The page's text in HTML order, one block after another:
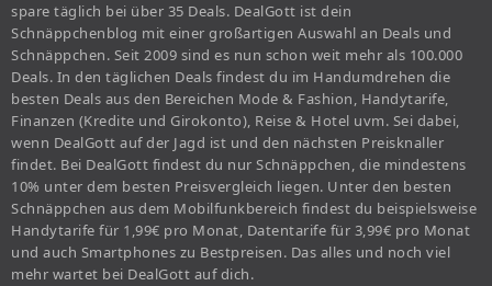
spare täglich bei über 35 Deals. DealGott ist dein
Schnäppchenblog mit einer großartigen Auswahl an Deals und
Schnäppchen. Seit 2009 sind es nun schon weit mehr als 100.000
Deals. In den täglichen Deals findest du im Handumdrehen die
besten Deals aus den Bereichen Mode & Fashion, Handytarife,
Finanzen (Kredite und Girokonto), Reise & Hotel uvm. Sei dabei,
wenn DealGott auf der Jagd ist und den nächsten Preisknaller
findet. Bei DealGott findest du nur Schnäppchen, die mindestens
10% unter dem besten Preisvergleich liegen. Unter den besten
Schnäppchen aus dem Mobilfunkbereich findest du beispielsweise
Handytarife für 1,99€ pro Monat, Datentarife für 3,99€ pro Monat
und auch Smartphones zu Bestpreisen. Das alles und noch viel
mehr wartet bei DealGott auf dich.